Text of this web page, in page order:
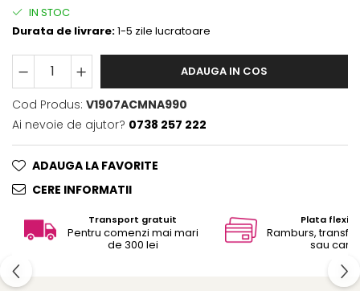
IN STOC
Durata de livrare:1-5 zile lucratoare
ADAUGA IN COS
Cod Produs: V1907ACMNA990
Ai nevoie de ajutor? 0738 257 222
ADAUGA LA FAVORITE
CERE INFORMATII
Transport gratuit
Pentru comenzi mai mari
de 300 lei
Plata
Ramburs,
sau card